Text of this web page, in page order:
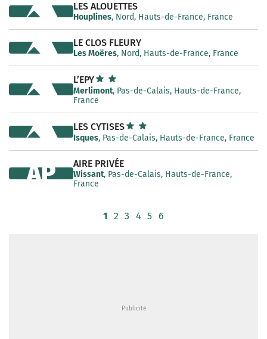
LES ALOUETTES
Houplines, Nord, Hauts-de-France, France
LE CLOS FLEURY
Les Moëres, Nord, Hauts-de-France, France
L’EPY
Merlimont, Pas-de-Calais, Hauts-de-France,
France
LES CYTISES
Isques, Pas-de-Calais, Hauts-de-France, France
AIRE PRIVÉE
Wissant, Pas-de-Calais, Hauts-de-France,
France
AP
1 2 3 4 5 6